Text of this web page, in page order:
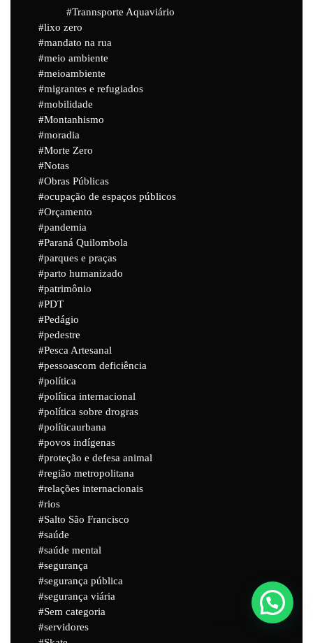
Trannsporte Aquaviário
lixo zero
mandato na rua
meio ambiente
meioambiente
migrantes e refugiados
mobilidade
Montanhismo
moradia
Morte Zero
Notas
Obras Públicas
ocupação de espaços públicos
Orçamento
pandemia
Paraná Quilombola
parques e praças
parto humanizado
patrimônio
PDT
Pedágio
pedestre
Pesca Artesanal
pessoascom deficiência
política
política internacional
política sobre drogras
políticaurbana
povos indígenas
proteção e defesa animal
região metropolitana
relações internacionais
rios
Salto São Francisco
saúde
saúde mental
segurança
segurança pública
segurança viária
Sem categoria
servidores
Powered byJoinchat